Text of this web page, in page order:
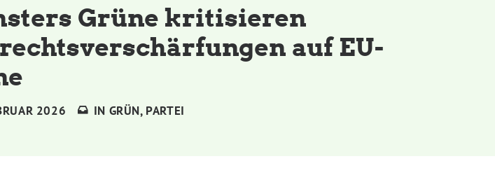
Grüne kritisieren
auf EU-
2026 IN GRÜN, PARTEI